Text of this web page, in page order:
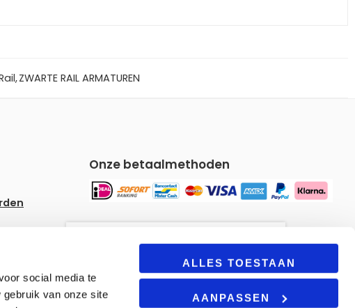
social media te
van onze site
ALLES TOESTAAN
AANPASSEN
,ZWARTE RAIL ARMATUREN
Onze betaalmethoden
Om u een gepersonaliseerde
winkelervaring te bieden, maakt
onze site gebruik van cookies.
Door deze site te blijven